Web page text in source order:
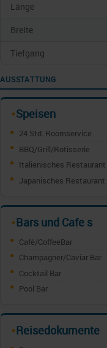
Länge
Breite
Tiefgang
AUSSTATTUNG
✦Speisen
24 Std. Roomservice
BBQ/Grill/Rotisserie
Italienisches Restaurant
Japanisches Restaurant
✦Bars und Cafe s
Café/CoffeeBar
Champagner/Caviar Bar
Cocktail Bar
Pool Bar
✦Reisedokumente